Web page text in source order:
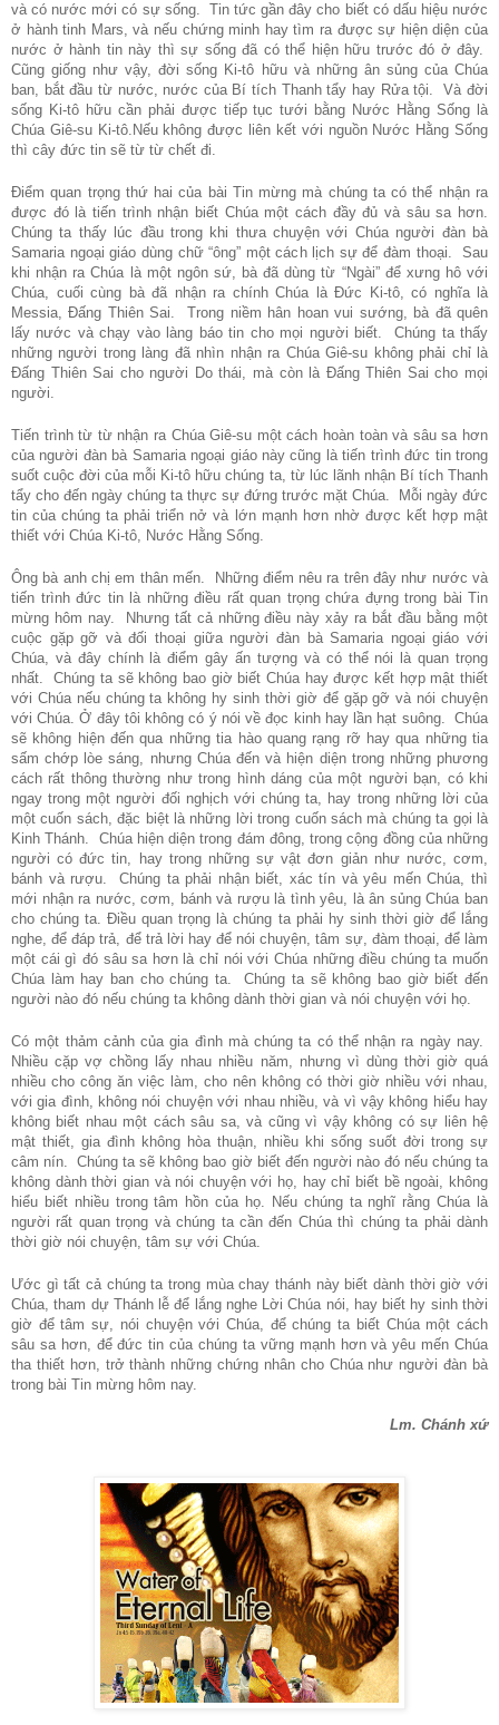
và có nước mới có sự sống. Tin tức gần đây cho biết có dấu hiệu nước
ở hành tinh Mars, và nếu chứng minh hay tìm ra được sự hiện diện của
nước ở hành tin này thì sự sống đã có thể hiện hữu trước đó ở đây.
Cũng giống như vậy, đời sống Ki-tô hữu và những ân sủng của Chúa
ban, bắt đầu từ nước, nước của Bí tích Thanh tẩy hay Rửa tội. Và đời
sống Ki-tô hữu cần phải được tiếp tục tưới bằng Nước Hằng Sống là
Chúa Giê-su Ki-tô.Nếu không được liên kết với nguồn Nước Hằng Sống
thì cây đức tin sẽ từ từ chết đi.
Điểm quan trọng thứ hai của bài Tin mừng mà chúng ta có thể nhận ra
được đó là tiến trình nhận biết Chúa một cách đầy đủ và sâu sa hơn.
Chúng ta thấy lúc đầu trong khi thưa chuyện với Chúa người đàn bà
Samaria ngoại giáo dùng chữ “ông” một cách lịch sự để đàm thoại. Sau
khi nhận ra Chúa là một ngôn sứ, bà đã dùng từ “Ngài” để xưng hô với
Chúa, cuối cùng bà đã nhận ra chính Chúa là Đức Ki-tô, có nghĩa là
Messia, Đấng Thiên Sai. Trong niềm hân hoan vui sướng, bà đã quên
lấy nước và chạy vào làng báo tin cho mọi người biết. Chúng ta thấy
những người trong làng đã nhìn nhận ra Chúa Giê-su không phải chỉ là
Đấng Thiên Sai cho người Do thái, mà còn là Đấng Thiên Sai cho mọi
người.
Tiến trình từ từ nhận ra Chúa Giê-su một cách hoàn toàn và sâu sa hơn
của người đàn bà Samaria ngoại giáo này cũng là tiến trình đức tin trong
suốt cuộc đời của mỗi Ki-tô hữu chúng ta, từ lúc lãnh nhận Bí tích Thanh
tẩy cho đến ngày chúng ta thực sự đứng trước mặt Chúa. Mỗi ngày đức
tin của chúng ta phải triển nở và lớn mạnh hơn nhờ được kết hợp mật
thiết với Chúa Ki-tô, Nước Hằng Sống.
Ông bà anh chị em thân mến. Những điểm nêu ra trên đây như nước và
tiến trình đức tin là những điều rất quan trọng chứa đựng trong bài Tin
mừng hôm nay. Nhưng tất cả những điều này xảy ra bắt đầu bằng một
cuộc gặp gỡ và đối thoại giữa người đàn bà Samaria ngoại giáo với
Chúa, và đây chính là điểm gây ấn tượng và có thể nói là quan trọng
nhất. Chúng ta sẽ không bao giờ biết Chúa hay được kết hợp mật thiết
với Chúa nếu chúng ta không hy sinh thời giờ để gặp gỡ và nói chuyện
với Chúa. Ở đây tôi không có ý nói về đọc kinh hay lần hạt suông. Chúa
sẽ không hiện đến qua những tia hào quang rạng rỡ hay qua những tia
sấm chớp lòe sáng, nhưng Chúa đến và hiện diện trong những phương
cách rất thông thường như trong hình dáng của một người bạn, có khi
ngay trong một người đối nghịch với chúng ta, hay trong những lời của
một cuốn sách, đặc biệt là những lời trong cuốn sách mà chúng ta gọi là
Kinh Thánh. Chúa hiện diện trong đám đông, trong cộng đồng của những
người có đức tin, hay trong những sự vật đơn giản như nước, cơm,
bánh và rượu. Chúng ta phải nhận biết, xác tín và yêu mến Chúa, thì
mới nhận ra nước, cơm, bánh và rượu là tình yêu, là ân sủng Chúa ban
cho chúng ta. Điều quan trọng là chúng ta phải hy sinh thời giờ để lắng
nghe, để đáp trả, để trả lời hay để nói chuyện, tâm sự, đàm thoại, để làm
một cái gì đó sâu sa hơn là chỉ nói với Chúa những điều chúng ta muốn
Chúa làm hay ban cho chúng ta. Chúng ta sẽ không bao giờ biết đến
người nào đó nếu chúng ta không dành thời gian và nói chuyện với họ.
Có một thảm cảnh của gia đình mà chúng ta có thể nhận ra ngày nay.
Nhiều cặp vợ chồng lấy nhau nhiều năm, nhưng vì dùng thời giờ quá
nhiều cho công ăn việc làm, cho nên không có thời giờ nhiều với nhau,
với gia đình, không nói chuyện với nhau nhiều, và vì vậy không hiểu hay
không biết nhau một cách sâu sa, và cũng vì vậy không có sự liên hệ
mật thiết, gia đình không hòa thuận, nhiều khi sống suốt đời trong sự
câm nín. Chúng ta sẽ không bao giờ biết đến người nào đó nếu chúng ta
không dành thời gian và nói chuyện với họ, hay chỉ biết bề ngoài, không
hiểu biết nhiều trong tâm hồn của họ. Nếu chúng ta nghĩ rằng Chúa là
người rất quan trọng và chúng ta cần đến Chúa thì chúng ta phải dành
thời giờ nói chuyện, tâm sự với Chúa.
Ước gì tất cả chúng ta trong mùa chay thánh này biết dành thời giờ với
Chúa, tham dự Thánh lễ để lắng nghe Lời Chúa nói, hay biết hy sinh thời
giờ để tâm sự, nói chuyện với Chúa, để chúng ta biết Chúa một cách
sâu sa hơn, để đức tin của chúng ta vững mạnh hơn và yêu mến Chúa
tha thiết hơn, trở thành những chứng nhân cho Chúa như người đàn bà
trong bài Tin mừng hôm nay.
Lm. Chánh xứ